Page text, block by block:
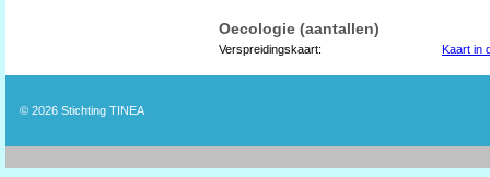
Oecologie (aantallen)
Verspreidingskaart: Kaart in
© 2026 Stichting TINEA